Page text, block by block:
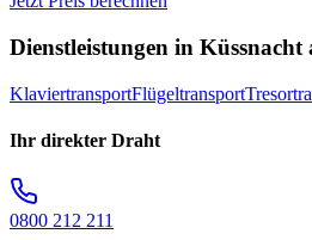
Dienstleistungen in Küssnacht
KlaviertransportFlügeltransport
Ihr direkter Draht
0800 212 211